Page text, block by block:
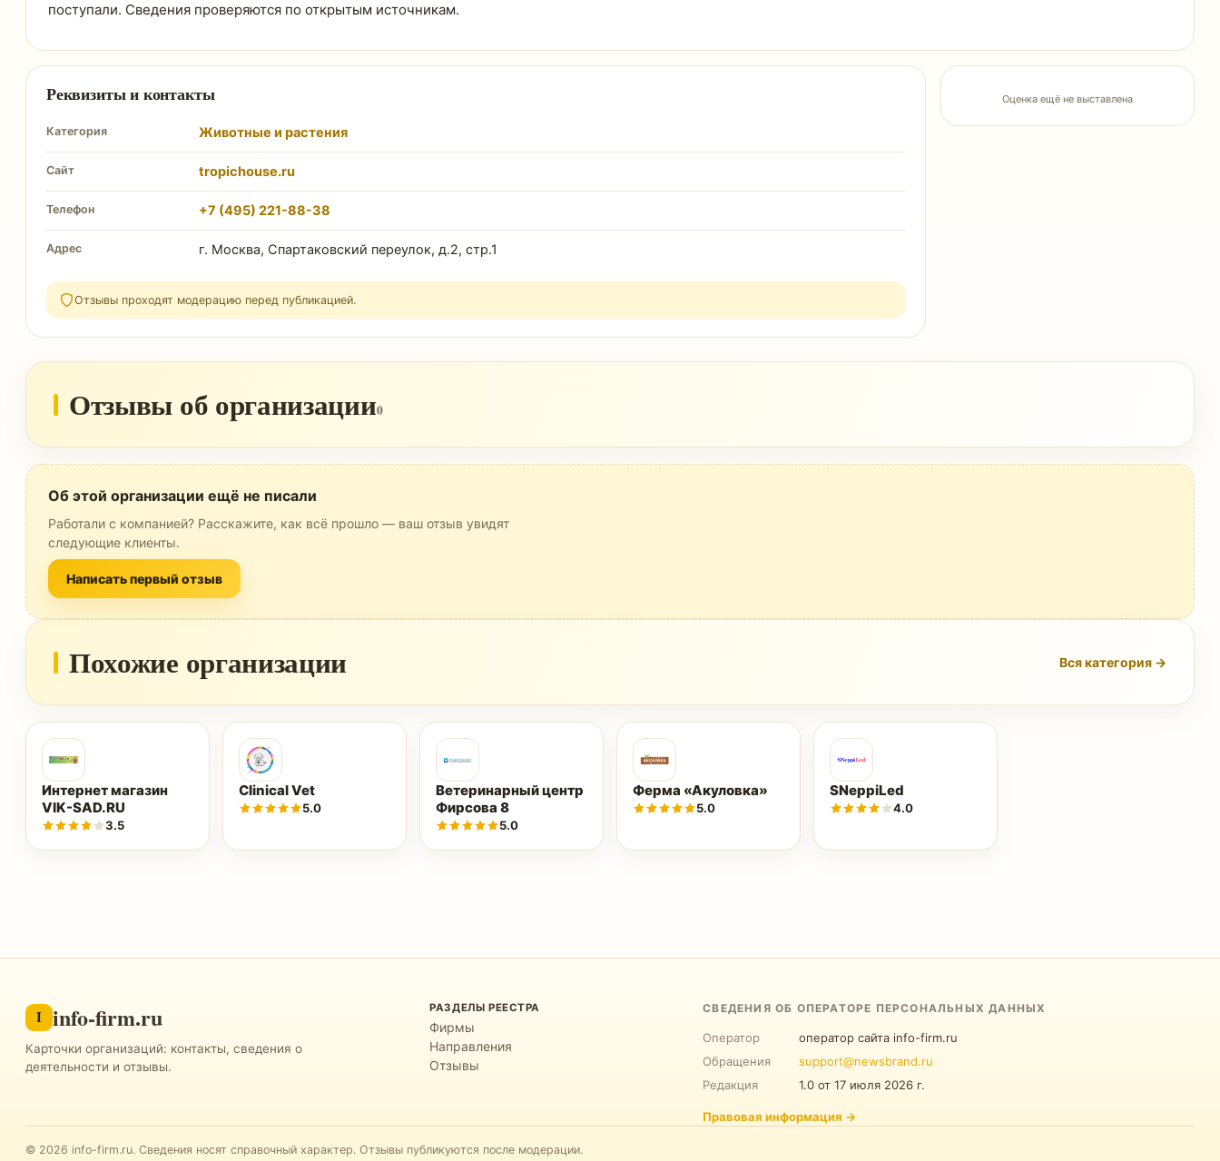
поступали. Сведения проверяются по открытым источникам.
Реквизиты и контакты
Категория Животные и растения
Сайт tropichouse.ru
Телефон +7 (495) 221-88-38
Адрес г. Москва, Спартаковский переулок, д.2, стр.1
Отзывы проходят модерацию перед публикацией.
Оценка ещё не выставлена
Отзывы об организации0
Об этой организации ещё не писали
Работали с компанией? Расскажите, как всё прошло — ваш отзыв увидят
следующие клиенты.
Написать первый отзыв
Похожие организации Вся категория →
Интернет магазин
VIK-SAD.RU
3.5
Clinical Vet
5.0
Ветеринарный центр
Фирсова 8
5.0
Ферма «Акуловка»
5.0
SNeppiLed
4.0
I info-firm.ru
Карточки организаций: контакты, сведения о
деятельности и отзывы.
РАЗДЕЛЫ РЕЕСТРА
Фирмы
Направления
Отзывы
СВЕДЕНИЯ ОБ ОПЕРАТОРЕ ПЕРСОНАЛЬНЫХ ДАННЫХ
Оператор
оператор сайта info-firm.ru
Обращения
support@newsbrand.ru
Редакция
1.0 от17 июля 2026 г.
Правовая информация →
© 2026 info-firm.ru. Сведения носят справочный характер. Отзывы публикуются после модерации.